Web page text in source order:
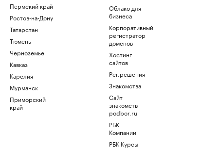
Пермский край
Ростов-на-Дону
Татарстан
Тюмень
Черноземье
Кавказ
Карелия
Мурманск
Приморский
край
Облако для
бизнеса
Корпоративный
регистратор
доменов
Хостинг
сайтов
Рег.решения
Знакомства
Сайт
знакомств
podbor.ru
РБК
Компании
РБК Курсы